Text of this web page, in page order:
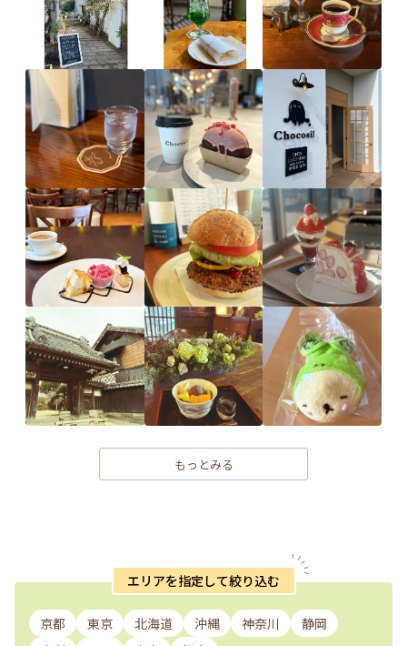
もっとみる
エリアを指定して絞り込む
京都 東京 北海道 沖縄 神奈川
静岡